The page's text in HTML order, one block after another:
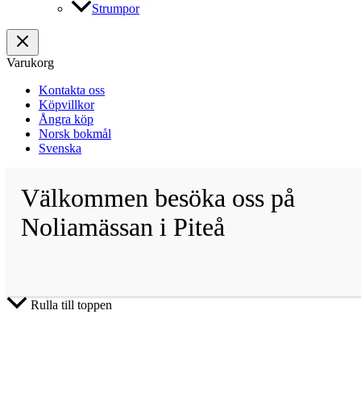
Strumpor
Varukorg
Kontakta oss
Köpvillkor
Ångra köp
Norsk bokmål
Svenska
Välkommen besöka oss på
Noliamässan i Piteå
Rulla till toppen